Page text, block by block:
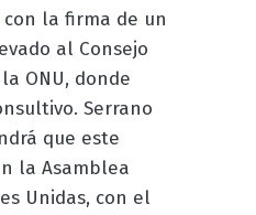
con la firma de un
al Consejo
ONU, donde
Serrano
que este
la Asamblea
Unidas, con el